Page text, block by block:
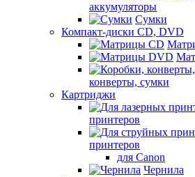
аккумуляторы
Сумки
Компакт-диски CD, DVD
конверты, сумки
Картриджи
принтеров
принтеров
для Canon
Чернила